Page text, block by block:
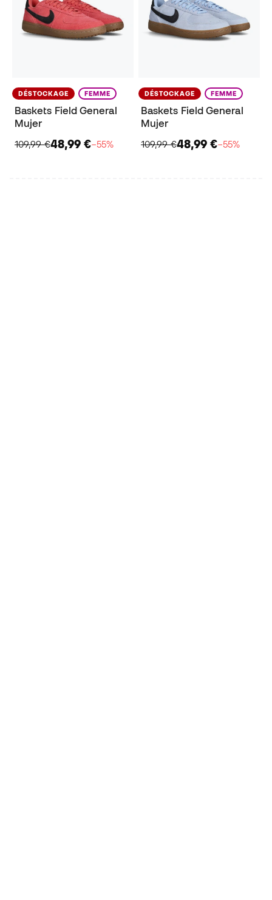
DÉSTOCKAGE FEMME
Baskets Field General
Mujer
109,99 €48,99 €−55%
DÉSTOCKAGE FEMME
Baskets Field General
Mujer
109,99 €48,99 €−55%